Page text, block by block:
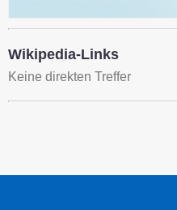
Wikipedia-Links
Keine direkten Treffer